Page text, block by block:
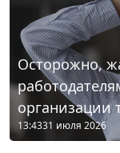
Осторожно,
организации
13:4331 июля 2026